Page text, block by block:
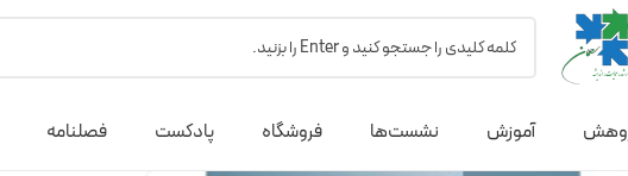
آموزش نشست‌ها فروشگاه پادکست فصلنامه